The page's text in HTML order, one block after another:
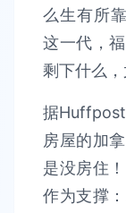
么生有所
这一代，
剩下什么，
据
房屋的加
是没房住
作为支撑